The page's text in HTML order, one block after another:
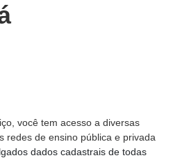
você tem acesso a diversas
redes de ensino pública e privada
dados cadastrais de todas